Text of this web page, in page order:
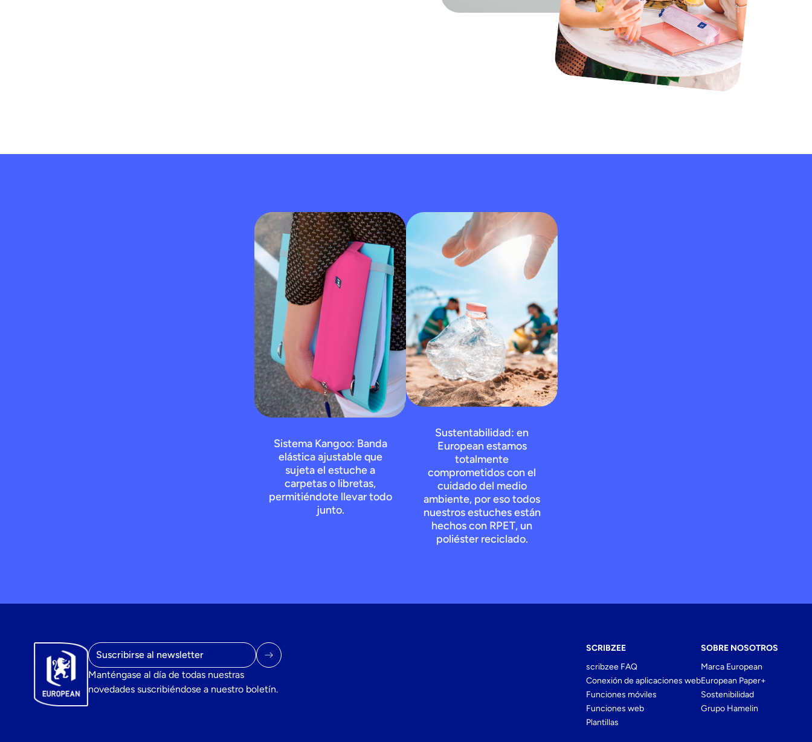
Sistema Kangoo: Banda
elástica ajustable que
sujeta el estuche a
carpetas o libretas,
permitiéndote llevar todo
junto.
Sustentabilidad: en
European estamos
totalmente
comprometidos con el
cuidado del medio
ambiente, por eso todos
nuestros estuches están
hechos con RPET, un
poliéster reciclado.
Email
Manténgase al día de todas nuestras
novedades suscribiéndose a nuestro boletín.
SCRIBZEE
scribzee FAQ
Conexión de aplicaciones web
Funciones móviles
Funciones web
Plantillas
SOBRE NOSOTROS
Marca European
European Paper+
Sostenibilidad
Grupo Hamelin